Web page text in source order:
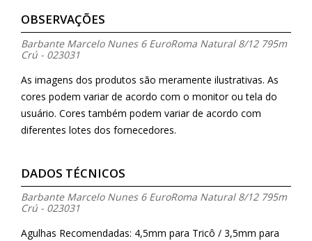
OBSERVAÇÕES
Barbante Marcelo Nunes 6 EuroRoma Natural 8/12 795m
Crú - 023031
As imagens dos produtos são meramente ilustrativas. As
cores podem variar de acordo com o monitor ou tela do
usuário. Cores também podem variar de acordo com
diferentes lotes dos fornecedores.
DADOS TÉCNICOS
Barbante Marcelo Nunes 6 EuroRoma Natural 8/12 795m
Crú - 023031
Agulhas Recomendadas: 4,5mm para Tricô / 3,5mm para